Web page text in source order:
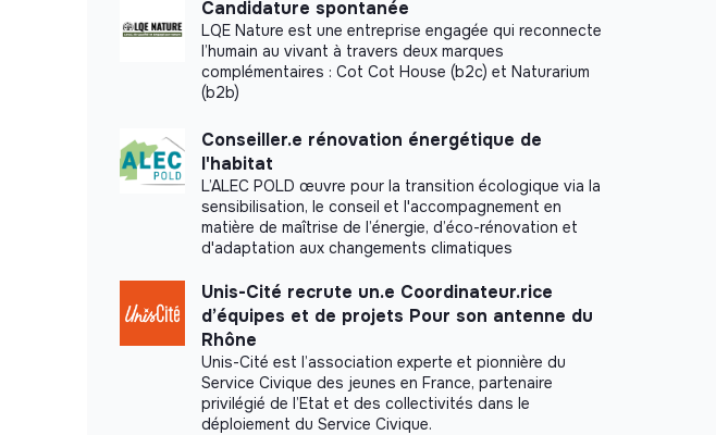
Candidature spontanée
LQE Nature est une entreprise engagée qui reconnecte
l’humain au vivant à travers deux marques
complémentaires : Cot Cot House (b2c) et Naturarium
(b2b)
Conseiller.e rénovation énergétique de
l'habitat
L’ALEC POLD œuvre pour la transition écologique via la
sensibilisation, le conseil et l'accompagnement en
matière de maîtrise de l’énergie, d’éco-rénovation et
d'adaptation aux changements climatiques
Unis-Cité recrute un.e Coordinateur.rice
d’équipes et de projets Pour son antenne du
Rhône
Unis-Cité est l’association experte et pionnière du
Service Civique des jeunes en France, partenaire
privilégié de l’Etat et des collectivités dans le
déploiement du Service Civique.